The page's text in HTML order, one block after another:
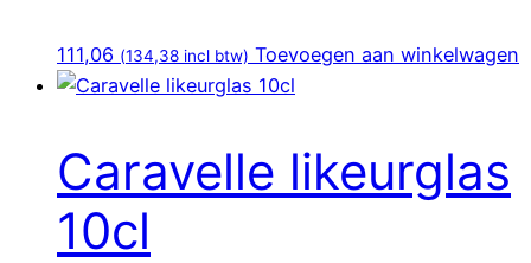
111,06 (134,38 incl btw) Toevoegen aan winkelwagen
Caravelle likeurglas
10cl